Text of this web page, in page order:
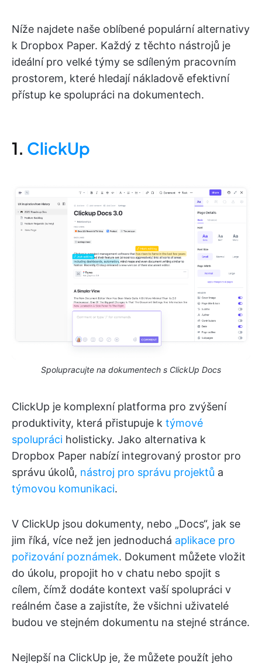
Níže najdete naše oblíbené populární alternativy
k Dropbox Paper. Každý z těchto nástrojů je
ideální pro velké týmy se sdíleným pracovním
prostorem, které hledají nákladově efektivní
přístup ke spolupráci na dokumentech.
1. ClickUp
Spolupracujte na dokumentech s ClickUp Docs
ClickUp je komplexní platforma pro zvýšení
produktivity, která přistupuje k týmové
spolupráci holisticky. Jako alternativa k
Dropbox Paper nabízí integrovaný prostor pro
správu úkolů, nástroj pro správu projektů a
týmovou komunikaci.
V ClickUp jsou dokumenty, nebo „Docs“, jak se
jim říká, více než jen jednoduchá aplikace pro
pořizování poznámek. Dokument můžete vložit
do úkolu, propojit ho v chatu nebo spojit s
cílem, čímž dodáte kontext vaší spolupráci v
reálném čase a zajistíte, že všichni uživatelé
budou ve stejném dokumentu na stejné stránce.
Nejlepší na ClickUp je, že můžete použít jeho